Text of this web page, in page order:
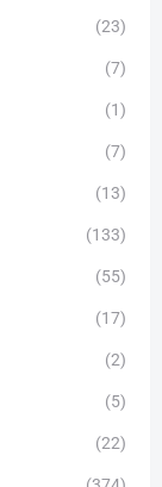
(23)
(7)
(1)
(7)
(13)
(133)
(55)
(17)
(2)
(5)
(22)